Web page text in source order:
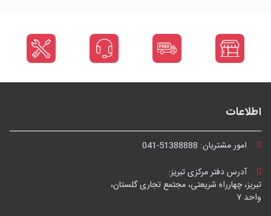
اطلاعات
امور مشتریان: 041-51388888
آدرس دفتر مرکزی تبریز:
تبریز، چهارراه شریعتی، مجتمع تجاری گلستان،
واحد ۷